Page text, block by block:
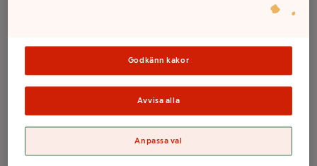
Tandkräm
Tandstens
Kontroll 125ml
Colgate
Godkänn kakor
Avvisa alla
Anpassa val